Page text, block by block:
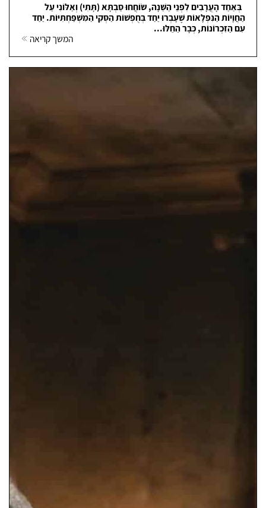
בְּאַחַד הָעֲרָבִים לִפְנֵי הַשֵּׁנָה, שׂוֹחֲחוּ סַבְתָּא (תָּתִי) וְאַלּוֹנִי עַל
הַחֲוָיוֹת הַנִּפְלָאוֹת שֶׁעָבְרוּ יַחַד בְּחֻפְשׁוֹת הַסְּקִי הַמִּשְׁפַּחְתִּיּוֹת. יַחַד
עִם הַזִּכְרוֹנוֹת, כְּבָר הֵחֵלּוּ...
המשך קריאה